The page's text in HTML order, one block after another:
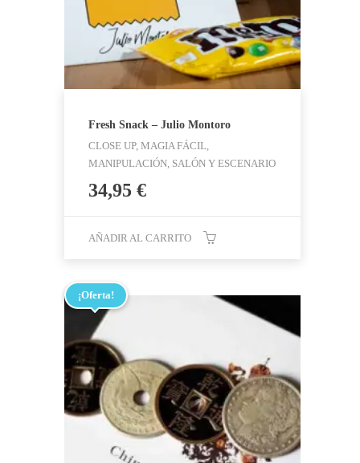
Fresh Snack – Julio Montoro
CLOSE UP, MAGIA FÁCIL,
MANIPULACIÓN, SALÓN Y ESCENARIO
34,95 €
AÑADIR AL CARRITO
¡Oferta!